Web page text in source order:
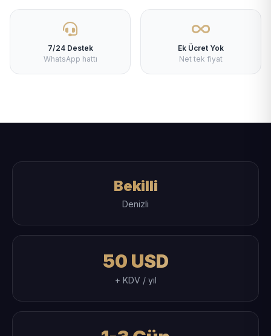
7/24 Destek
WhatsApp hattı
Ek Ücret Yok
Net tek fiyat
Bekilli
Denizli
50 USD
+ KDV / yıl